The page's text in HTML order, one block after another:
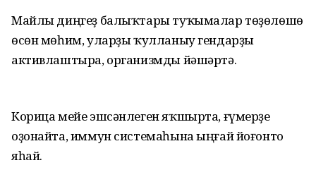
Майлы диңгеҙ балыҡтары туҡымалар төҙөлөшө
өсөн мөһим, уларҙы ҡулланыу гендарҙы
активлаштыра, организмды йәшәртә.
Корица мейе эшсәнлеген яҡшырта, ғүмерҙе
оҙонайта, иммун системаһына ыңғай йоғонто
яһай.